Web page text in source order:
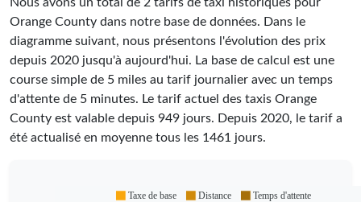
Nous avons un total de 2 tarifs de taxi historiques pour
Orange County dans notre base de données. Dans le
diagramme suivant, nous présentons l'évolution des prix
depuis 2020 jusqu'à aujourd'hui. La base de calcul est une
course simple de 5 miles au tarif journalier avec un temps
d'attente de 5 minutes. Le tarif actuel des taxis Orange
County est valable depuis 949 jours. Depuis 2020, le tarif a
été actualisé en moyenne tous les 1461 jours.
Taxe de base Distance Temps d'attente